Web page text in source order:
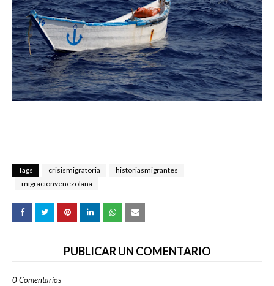
Tags crisismigratoria
historiasmigrantes
migracionvenezolana
PUBLICAR UN COMENTARIO
0 Comentarios